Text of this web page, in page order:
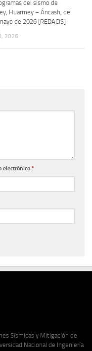
del sismo de
Huarmey – Áncash, del
de 2026 [REDACIS]
2026
electrónico *
Sísmicas y Mitigación de
Nacional de Ingeniería